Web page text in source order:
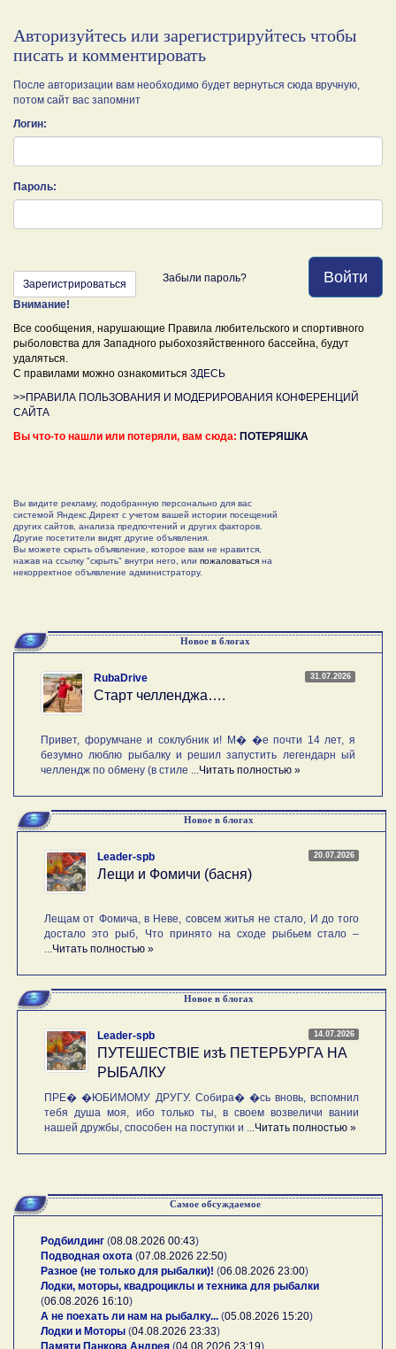
Авторизуйтесь или зарегистрируйтесь чтобы
писать и комментировать
После авторизации вам необходимо будет вернуться сюда вручную,
потом сайт вас запомнит
Логин:
Пароль:
Войти
Зарегистрироваться Забыли пароль?
Внимание!
Все сообщения, нарушающие Правила любительского и спортивного
рыболовства для Западного рыбохозяйственного бассейна, будут
удаляться.
С правилами можно ознакомиться ЗДЕСЬ
>>ПРАВИЛА ПОЛЬЗОВАНИЯ И МОДЕРИРОВАНИЯ КОНФЕРЕНЦИЙ
САЙТА
Вы что-то нашли или потеряли, вам сюда: ПОТЕРЯШКА
Вы видите рекламу, подобранную персонально для вас
системой Яндекс.Директ с учетом вашей истории посещений
других сайтов, анализа предпочтений и других факторов.
Другие посетители видят другие объявления.
Вы можете скрыть объявление, которое вам не нравится,
нажав на ссылку "скрыть" внутри него, или пожаловаться на
некорректное объявление администратору.
Новое в блогах
31.07.2026
RubaDrive
Старт челленджа….
Привет, форумчане и соклубник и! М� �е почти 14 лет, я
безумно люблю рыбалку и решил запустить легендарн ый
челлендж по обмену (в стиле ... Читать полностью »
Новое в блогах
20.07.2026
Leader-spb
Лещи и Фомичи (басня)
Лещам от Фомича, в Неве, совсем житья не стало, И до того
достало это рыб, Что принято на сходе рыбьем стало –
Читать полностью »
Новое в блогах
14.07.2026
Leader-spb
ПУТЕШЕСТВIE изѣ ПЕТЕРБУРГА НА
РЫБАЛКУ
ПРЕ� �ЮБИМОМУ ДРУГУ. Собира� �сь вновь, вспомнил
тебя душа моя, ибо только ты, в своем возвеличи вании
нашей дружбы, способен на поступки и ... Читать полностью »
Самое обсуждаемое
Родбилдинг (08.08.2026 00:43)
Подводная охота (07.08.2026 22:50)
Разное (не только для рыбалки)! (06.08.2026 23:00)
Лодки, моторы, квадроциклы и техника для рыбалки
(06.08.2026 16:10)
А не поехать ли нам на рыбалку... (05.08.2026 15:20)
Лодки и Моторы (04.08.2026 23:33)
Памяти Панкова Андрея (04.08.2026 23:19)